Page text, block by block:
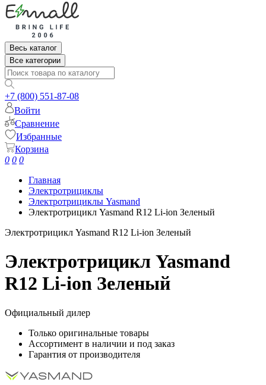
Весь каталог
Все категории
+7 (800) 551-87-08
Войти
Сравнение
Избранные
Корзина
0 0 0
Главная
Электротрициклы
Электротрициклы Yasmand
Электротрицикл Yasmand R12 Li-ion Зеленый
Электротрицикл Yasmand R12 Li-ion Зеленый
Электротрицикл Yasmand
R12 Li-ion Зеленый
Официальный дилер
Только оригинальные товары
Ассортимент в наличии и под заказ
Гарантия от производителя